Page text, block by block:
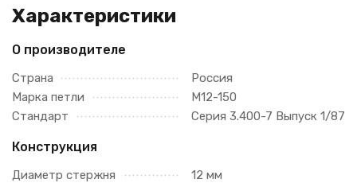
Характеристики
О производителе
Страна
Россия
Марка петли
М12-150
Стандарт
Серия 3.400-7 Выпуск 1/87
Конструкция
Диаметр стержня
12 мм